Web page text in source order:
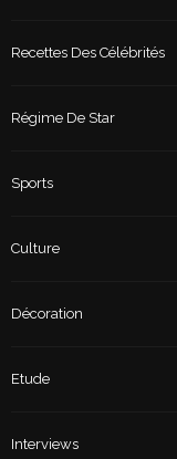
Recettes Des Célébrités
Régime De Star
Sports
Culture
Décoration
Etude
Interviews